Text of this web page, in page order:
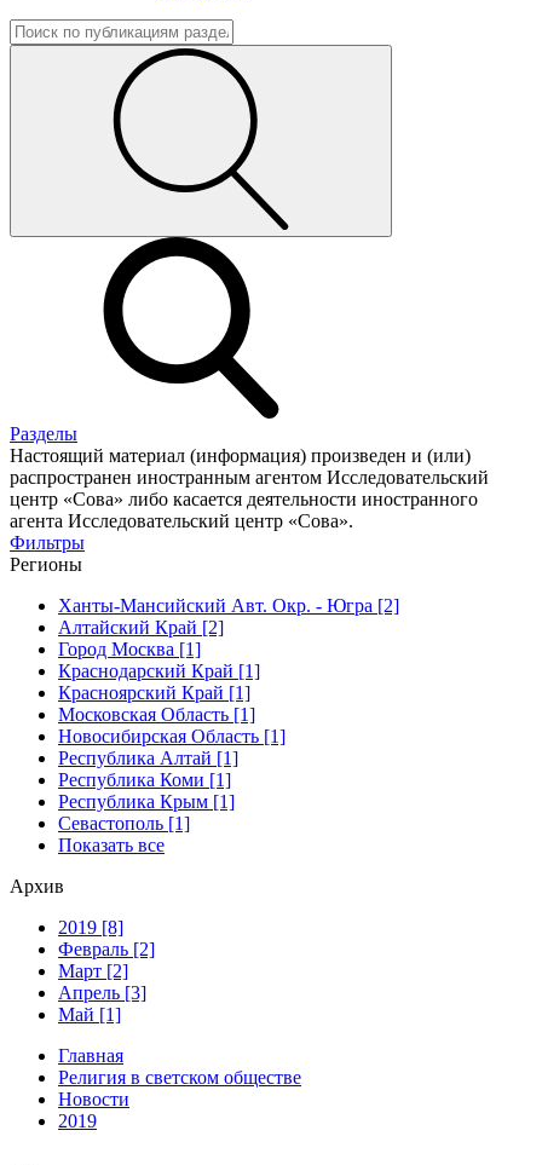
Разделы
Настоящий материал (информация) произведен и (или)
распространен иностранным агентом Исследовательский
центр «Сова» либо касается деятельности иностранного
агента Исследовательский центр «Сова».
Фильтры
Регионы
Ханты-Мансийский Авт. Окр. - Югра [2]
Алтайский Край [2]
Город Москва [1]
Краснодарский Край [1]
Красноярский Край [1]
Московская Область [1]
Новосибирская Область [1]
Республика Алтай [1]
Республика Коми [1]
Республика Крым [1]
Севастополь [1]
Показать все
Архив
2019 [8]
Февраль [2]
Март [2]
Апрель [3]
Май [1]
Главная
Религия в светском обществе
Новости
2019